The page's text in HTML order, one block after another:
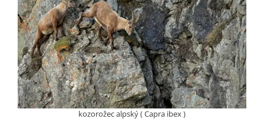
kozorožec alpský ( Capra ibex )